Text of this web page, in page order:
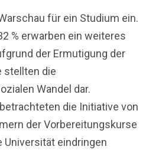
für ein Studium ein.
% erwarben ein weiteres
der Ermutigung der
stellten die
Wandel dar.
die Initiative von
der Vorbereitungskurse
Universität eindringen